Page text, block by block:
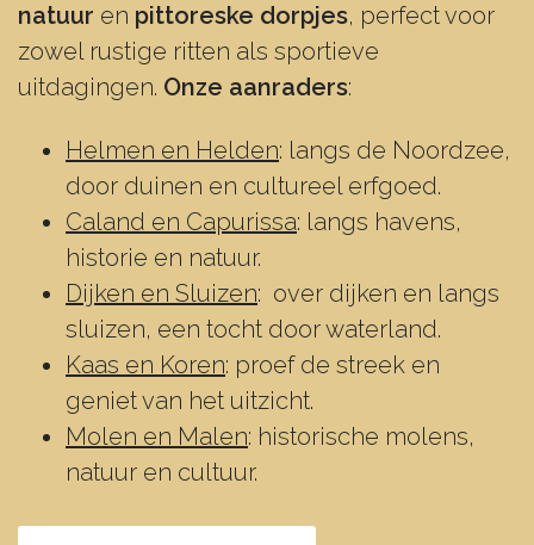
natuur en pittoreske dorpjes, perfect voor
zowel rustige ritten als sportieve
uitdagingen. Onze aanraders:
Helmen en Helden: langs de Noordzee,
door duinen en cultureel erfgoed.
Caland en Capurissa: langs havens,
historie en natuur.
Dijken en Sluizen: over dijken en langs
sluizen, een tocht door waterland.
Kaas en Koren: proef de streek en
geniet van het uitzicht.
Molen en Malen: historische molens,
natuur en cultuur.